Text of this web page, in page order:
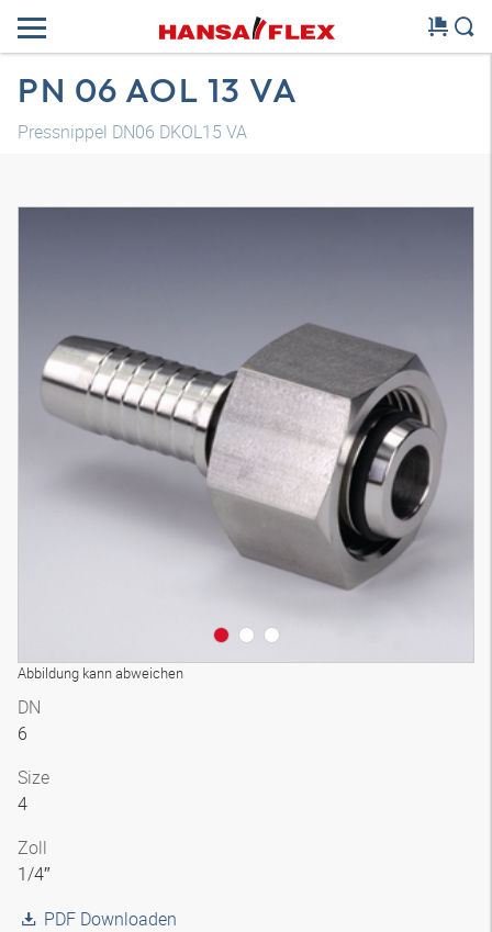
PN 06 AOL 13 VA
Pressnippel DN06 DKOL15 VA
Abbildung kann abweichen
3D Modell
DN
6
Size
4
Zoll
1/4″
PDF Downloaden